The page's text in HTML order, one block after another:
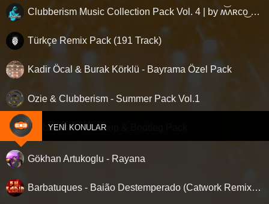
Clubberism Music Collection Pack Vol. 4 | by ʍ͝ʌʀco͜ ʌɴϯσɴio ҇
Türkçe Remix Pack (191 Track)
Kadir Öcal & Burak Körklü - Bayrama Özel Pack
Ozie & Clubberism - Summer Pack Vol.1
Clubberism - Mashup & Bootleg Pack
YENI KONULAR
Gökhan Artukoglu - Rayana
Barbatuques - Baião Destemperado (Catwork Remix) ‘Nette ilk…!